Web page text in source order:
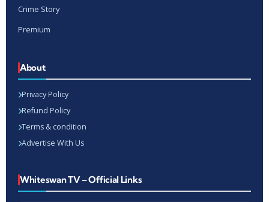
Crime Story
Premium
About
Privacy Policy
Refund Policy
Terms & condition
Advertise With Us
Whiteswan TV – Official Links